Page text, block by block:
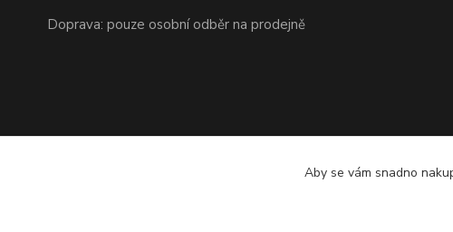
Doprava: pouze osobní odběr na prodejně
Aby se vám snadno